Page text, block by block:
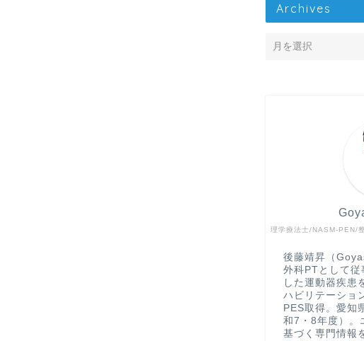
Archives
理学療法士/NASM-PEN/
後藤靖昇（
外科PTとして従
した運動器疾患
ハビリテーショ
PES取得。愛知
和7・8年度）。
基づく専門情報